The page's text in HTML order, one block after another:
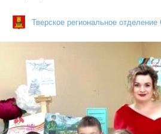
Тверское региональное